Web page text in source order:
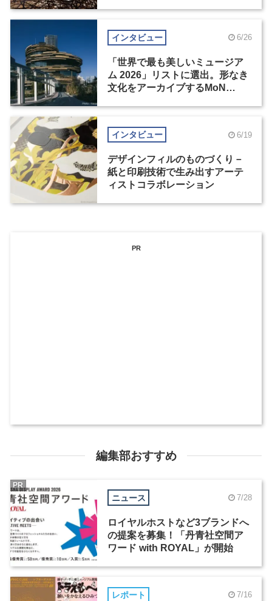
インタビュー 6/26
「世界で最も美しいミュージア
ム 2026」リストに選出。形なき
文化をアーカイブするMoN
インタビュー 6/19
デザインフィルのものづくり－
紙と印刷技術で生み出すアーテ
ィストコラボレーション
PR
編集部おすすめ
ニュース 7/28
ロイヤルホストなど3ブランドへ
の提案を募集！「丹青社空間ア
ワード with ROYAL」が開始
PR
レポート 7/16